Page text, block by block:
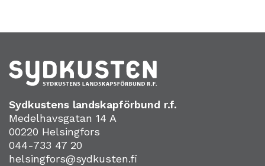
Sydkustens landskapförbund r.f.
Medelhavsgatan 14 A
00220 Helsingfors
044-733 47 20
helsingfors@sydkusten.fi